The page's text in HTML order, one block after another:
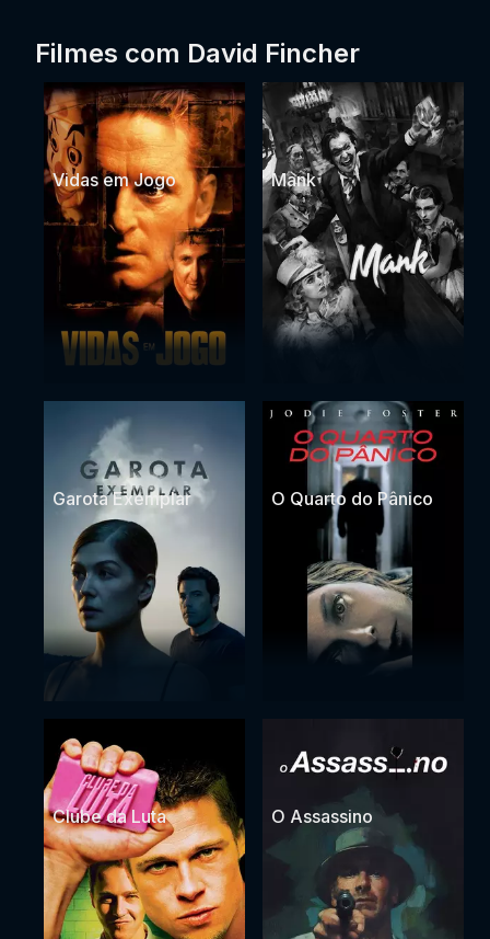
Filmes com David Fincher
Vidas em Jogo Mank
Garota Exemplar O Quarto do Pânico
Clube da Luta O Assassino